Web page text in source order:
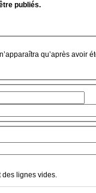
publiés.
qu’après avoir
lignes vides.